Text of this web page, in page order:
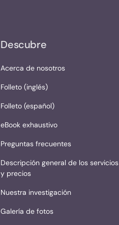
Descubre
Acerca de nosotros
Folleto (inglés)
Folleto (español)
eBook exhaustivo
Preguntas frecuentes
Descripción general de los servicios
y precios
Nuestra investigación
Galería de fotos